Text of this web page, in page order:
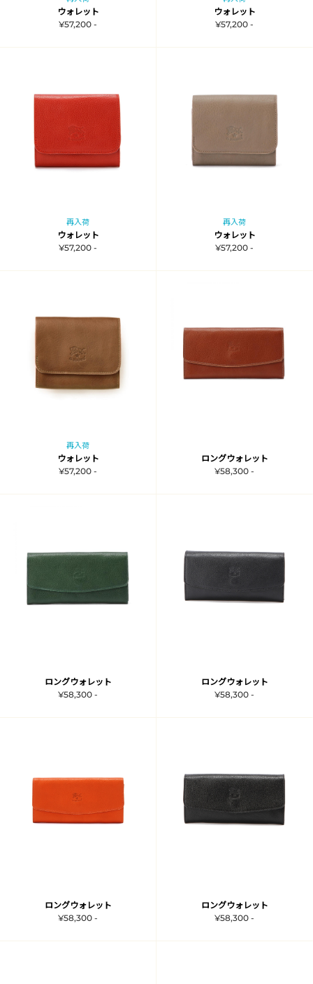
ウォレット
¥57,200 -
ウォレット
¥57,200 -
再入荷
ウォレット
¥57,200 -
再入荷
ウォレット
¥57,200 -
再入荷
ウォレット
¥57,200 -
ロングウォレット
¥58,300 -
ロングウォレット
¥58,300 -
ロングウォレット
¥58,300 -
ロングウォレット
¥58,300 -
ロングウォレット
¥58,300 -